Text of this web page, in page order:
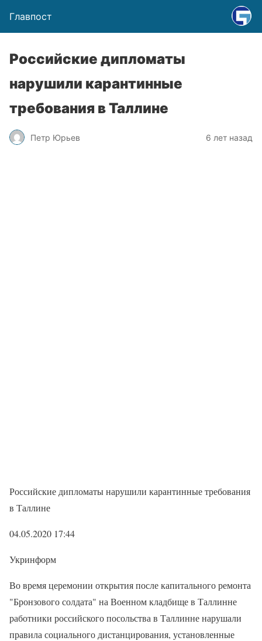
Главпост
Российские дипломаты
нарушили карантинные
требования в Таллине
Петр Юрьев 6 лет назад
Российские дипломаты нарушили карантинные требования
в Таллине
04.05.2020 17:44
Укринформ
Во время церемонии открытия после капитального ремонта
"Бронзового солдата" на Военном кладбище в Таллинне
работники российского посольства в Таллинне нарушали
правила социального дистанцирования, установленные